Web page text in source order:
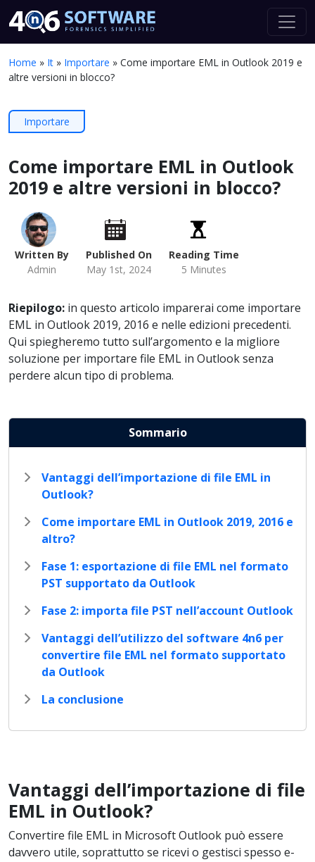
Home » It » Importare » Come importare EML in Outlook 2019 e
altre versioni in blocco?
Importare
Come importare EML in Outlook
2019 e altre versioni in blocco?
Written By
Admin
Published On
May 1st, 2024
Reading Time
5 Minutes
Riepilogo: in questo articolo imparerai come importare
EML in Outlook 2019, 2016 e nelle edizioni precedenti.
Qui spiegheremo tutto sull’argomento e la migliore
soluzione per importare file EML in Outlook senza
perdere alcun tipo di problema.
Sommario
Vantaggi dell’importazione di file EML in
Outlook?
Come importare EML in Outlook 2019, 2016 e
altro?
Fase 1: esportazione di file EML nel formato
PST supportato da Outlook
Fase 2: importa file PST nell’account Outlook
Vantaggi dell’utilizzo del software 4n6 per
convertire file EML nel formato supportato
da Outlook
La conclusione
Vantaggi dell’importazione di file
EML in Outlook?
Convertire file EML in Microsoft Outlook può essere
davvero utile, soprattutto se ricevi o gestisci spesso e-